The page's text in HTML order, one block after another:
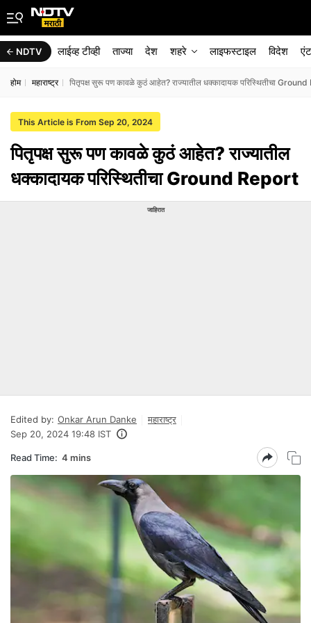
NDTV लाईव्ह टीव्ही ताज्या देश शहरे लाइफस्टाइल विदेश
होम महाराष्ट्र पितृपक्ष सुरू पण कावळे कुठं आहेत? राज्यातील धक्कादायक परिस्थितीचा
This Article is From Sep 20, 2024
पितृपक्ष सुरू पण कावळे कुठं आहेत? राज्यातील
धक्कादायक परिस्थितीचा Ground Report
जाहिरात
Edited by: Onkar Arun Danke
महाराष्ट्र
Sep 20, 2024 19:48 IST
Read Time: 4 mins